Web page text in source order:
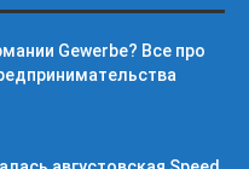
Gewerbe? Все про